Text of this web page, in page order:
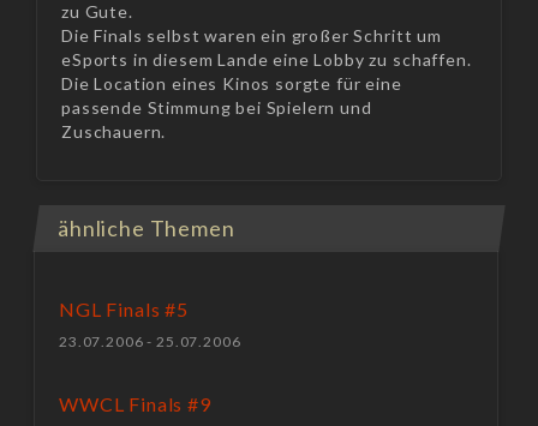
zu Gute.
Die Finals selbst waren ein großer Schritt um
eSports in diesem Lande eine Lobby zu schaffen.
Die Location eines Kinos sorgte für eine
passende Stimmung bei Spielern und
Zuschauern.
ähnliche Themen
NGL Finals #5
23.07.2006 - 25.07.2006
WWCL Finals #9